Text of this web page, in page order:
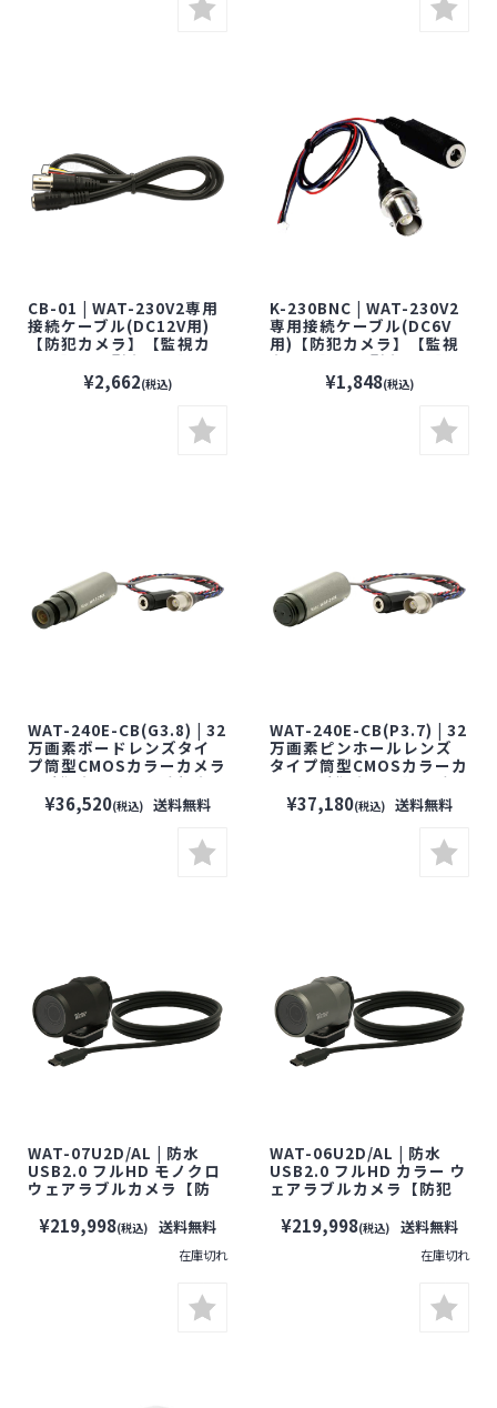
CB-01 | WAT-230V2専用
接続ケーブル(DC12V用)
【防犯カメラ】【監視カ
メラ】【小型カメラ】
【WATEC】【ワテック】
¥2,662(税込)
K-230BNC | WAT-230V2
専用接続ケーブル(DC6V
用)【防犯カメラ】【監視
カメラ】【小型カメラ】
【WATEC】【ワテック】
¥1,848(税込)
WAT-240E-CB(G3.8) | 32
万画素ボードレンズタイ
プ筒型CMOSカラーカメラ
【防犯カメラ】【監視カ
メラ】【セキュリティーカ
メラ】【小型カメラ】
【WATEC】【ワテック】
¥36,520(税込) 送料無料
WAT-240E-CB(P3.7) | 32
万画素ピンホールレンズ
タイプ筒型CMOSカラーカ
メラ【防犯カメラ】【監
視カメラ】【セキュリティ
ーカメラ】【小型カメ
ラ】【WATEC】【ワテッ
¥37,180(税込) 送料無料
WAT-07U2D/AL | 防水
USB2.0 フルHD モノクロ
ウェアラブルカメラ【防
ラ】【小型カメラ】
【WATEC】【ワテック】
¥219,998(税込) 送料無料
在庫切れ
WAT-06U2D/AL | 防水
USB2.0 フルHD カラー ウ
ェアラブルカメラ【防犯
【小型カメラ】
【WATEC】【ワテック】
¥219,998(税込) 送料無料
在庫切れ